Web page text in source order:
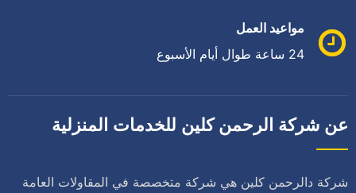
مواعيد العمل
24 ساعة طوال أيام الأسبوع
عن شركة الرحمن كلين للخدمات المنزلية
شركة دالرحمن كلين هي شركة متخصصة في المقاولات العامة